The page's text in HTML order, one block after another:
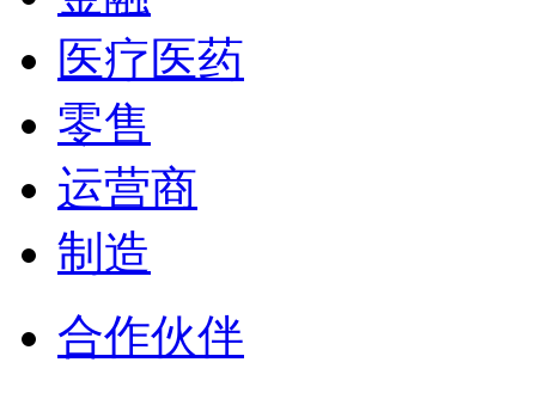
医疗医药
零售
运营商
制造
合作伙伴